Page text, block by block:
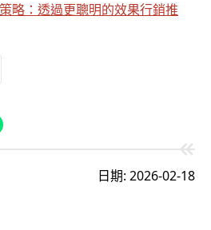
略：透過更聰明的效果行銷推
日期: 2026-02-18